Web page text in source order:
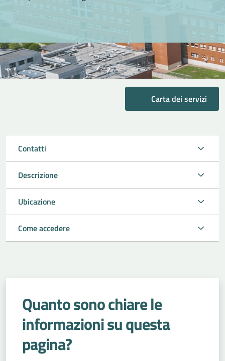
Carta dei servizi
Contatti
Descrizione
Ubicazione
Come accedere
Quanto sono chiare le
informazioni su questa
pagina?